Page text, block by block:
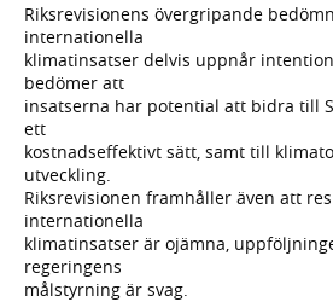
Riksrevisionens övergripande
internationella
klimatinsatser delvis uppnår
bedömer att
insatserna har potential att bidra till
ett
kostnadseffektivt sätt, samt till
utveckling.
Riksrevisionen framhåller även att
internationella
klimatinsatser är ojämna,
regeringens
målstyrning är svag.